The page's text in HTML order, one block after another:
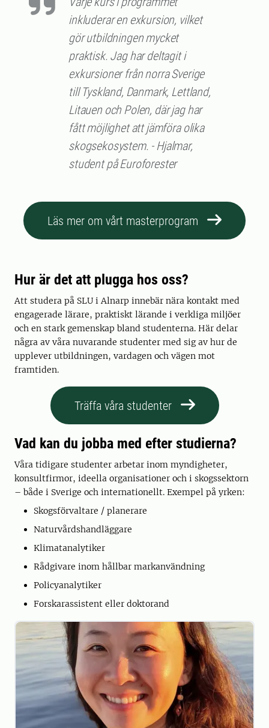
inkluderar en exkursion, vilket
gör utbildningen mycket
praktisk. Jag har deltagit i
exkursioner från norra Sverige
till Tyskland, Danmark, Lettland,
Litauen och Polen, där jag har
fått möjlighet att jämföra olika
skogsekosystem. - Hjalmar,
student på Euroforester
Läs mer om vårt masterprogram
Hur är det att plugga hos oss?
Att studera på SLU i Alnarp innebär nära kontakt med
engagerade lärare, praktiskt lärande i verkliga miljöer
och en stark gemenskap bland studenterna. Här delar
några av våra nuvarande studenter med sig av hur de
upplever utbildningen, vardagen och vägen mot
framtiden.
Träffa våra studenter
Vad kan du jobba med efter studierna?
Våra tidigare studenter arbetar inom myndigheter,
konsultfirmor, ideella organisationer och i skogssektorn
– både i Sverige och internationellt. Exempel på yrken:
Skogsförvaltare / planerare
Naturvårdshandläggare
Klimatanalytiker
Rådgivare inom hållbar markanvändning
Policyanalytiker
Forskarassistent eller doktorand